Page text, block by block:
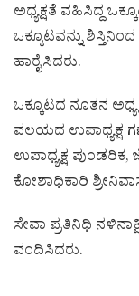
ಅಧ್ಯಕ್ಷತೆ ವಹಿಸಿದ್ದ
ಒಕ್ಕೂಟವನ್ನು
ಹಾರೈಸಿದರು.
ಒಕ್ಕೂಟದ ನೂತನ
ವಲಯದ ಉಪಾಧ್ಯಕ್ಷ
ಉಪಾಧ್ಯಕ್ಷ
ಕೋಶಾಧಿಕಾರಿ
ಸೇವಾ ಪ್ರತಿನಿಧಿ
ವಂದಿಸಿದರು.